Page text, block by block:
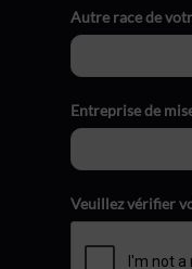
Autre race de
Entreprise de
Veuillez vérifier